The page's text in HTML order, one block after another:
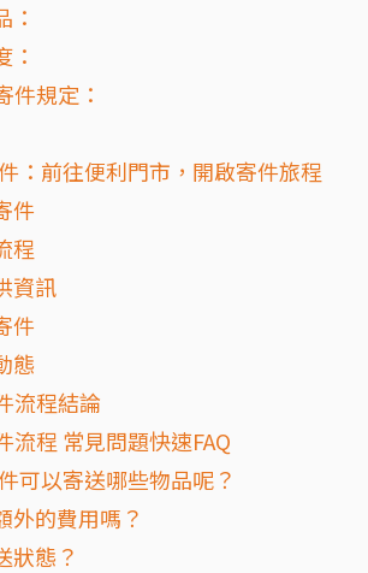
：
：
件規定：
：前往便利門市，開啟寄件旅程
件
程
資訊
件
態
流程結論
流程 常見問題快速FAQ
可以寄送哪些物品呢？
外的費用嗎？
狀態？